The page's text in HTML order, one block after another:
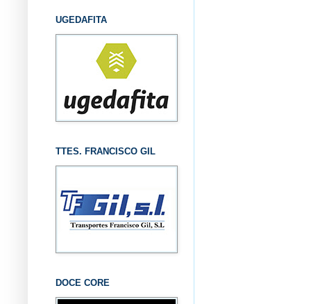
UGEDAFITA
TTES. FRANCISCO GIL
DOCE CORE